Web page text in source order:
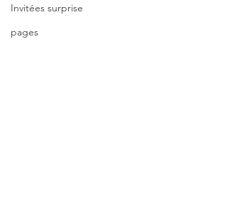
Invitées surprise
pages